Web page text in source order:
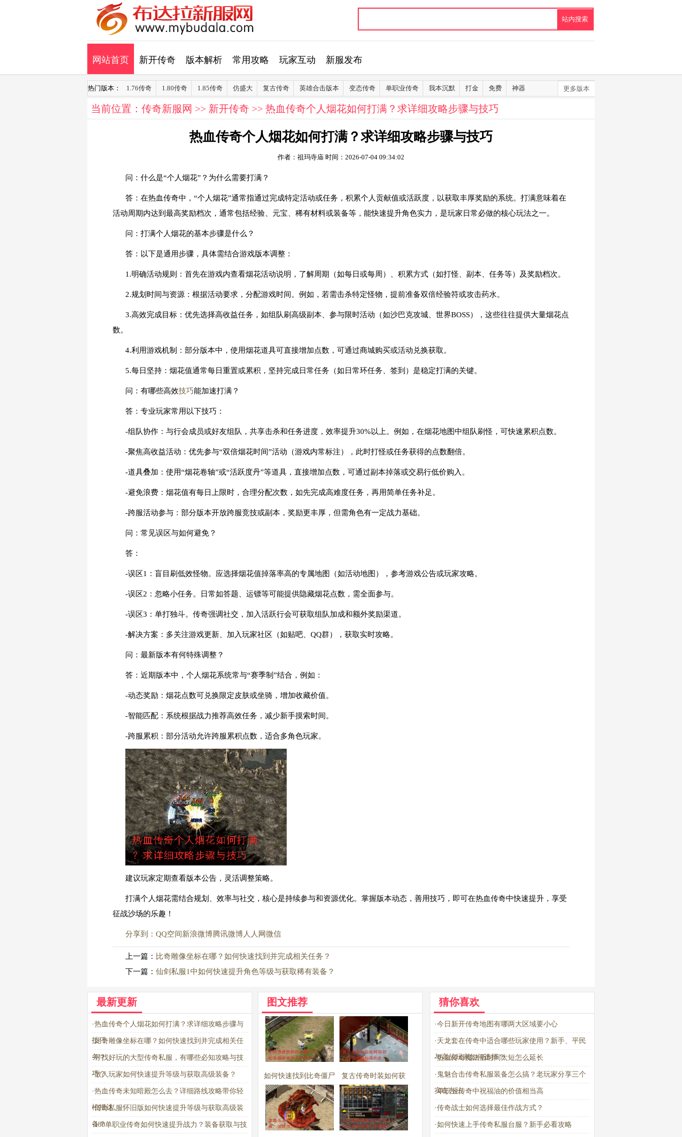
网站首页 新开传奇 版本解析 常用攻略 玩家互动 新服发布
热门版本： 1.76传奇 1.80传奇 1.85传奇 仿盛大 复古传奇 英雄合击版本 变态传奇 单职业传奇 我本沉默 打金 免费 神器 更多版本
当前位置： 传奇新服网 >> 新开传奇 >> 热血传奇个人烟花如何打满？求详细攻略步骤与技巧
热血传奇个人烟花如何打满？求详细攻略步骤与技巧
作者：祖玛寺庙 时间：2026-07-04 09:34:02
问：什么是“个人烟花”？为什么需要打满？
答：在热血传奇中，“个人烟花”通常指通过完成特定活动或任务，积累个人贡献值或活跃度，以获取丰厚奖励的系统。打满意味着在
活动周期内达到最高奖励档次，通常包括经验、元宝、稀有材料或装备等，能快速提升角色实力，是玩家日常必做的核心玩法之一。
问：打满个人烟花的基本步骤是什么？
答：以下是通用步骤，具体需结合游戏版本调整：
1.明确活动规则：首先在游戏内查看烟花活动说明，了解周期（如每日或每周）、积累方式（如打怪、副本、任务等）及奖励档次。
2.规划时间与资源：根据活动要求，分配游戏时间。例如，若需击杀特定怪物，提前准备双倍经验符或攻击药水。
3.高效完成目标：优先选择高收益任务，如组队刷高级副本、参与限时活动（如沙巴克攻城、世界BOSS），这些往往提供大量烟花点
数。
4.利用游戏机制：部分版本中，使用烟花道具可直接增加点数，可通过商城购买或活动兑换获取。
5.每日坚持：烟花值通常每日重置或累积，坚持完成日常任务（如日常环任务、签到）是稳定打满的关键。
问：有哪些高效技巧能加速打满？
答：专业玩家常用以下技巧：
-组队协作：与行会成员或好友组队，共享击杀和任务进度，效率提升30%以上。例如，在烟花地图中组队刷怪，可快速累积点数。
-聚焦高收益活动：优先参与“双倍烟花时间”活动（游戏内常标注），此时打怪或任务获得的点数翻倍。
-道具叠加：使用“烟花卷轴”或“活跃度丹”等道具，直接增加点数，可通过副本掉落或交易行低价购入。
-避免浪费：烟花值有每日上限时，合理分配次数，如先完成高难度任务，再用简单任务补足。
-跨服活动参与：部分版本开放跨服竞技或副本，奖励更丰厚，但需角色有一定战力基础。
问：常见误区与如何避免？
答：
-误区1：盲目刷低效怪物。应选择烟花值掉落率高的专属地图（如活动地图），参考游戏公告或玩家攻略。
-误区2：忽略小任务。日常如答题、运镖等可能提供隐藏烟花点数，需全面参与。
-误区3：单打独斗。传奇强调社交，加入活跃行会可获取组队加成和额外奖励渠道。
-解决方案：多关注游戏更新、加入玩家社区（如贴吧、QQ群），获取实时攻略。
问：最新版本有何特殊调整？
答：近期版本中，个人烟花系统常与“赛季制”结合，例如：
-动态奖励：烟花点数可兑换限定皮肤或坐骑，增加收藏价值。
-智能匹配：系统根据战力推荐高效任务，减少新手摸索时间。
-跨服累积：部分活动允许跨服累积点数，适合多角色玩家。
建议玩家定期查看版本公告，灵活调整策略。
打满个人烟花需结合规划、效率与社交，核心是持续参与和资源优化。掌握版本动态，善用技巧，即可在热血传奇中快速提升，享受
征战沙场的乐趣！
分享到： QQ空间新浪微博腾讯微博人人网微信
上一篇： 比奇雕像坐标在哪？如何快速找到并完成相关任务？
下一篇： 仙剑私服1中如何快速提升角色等级与获取稀有装备？
最新更新
·热血传奇个人烟花如何打满？求详细攻略步骤与
技巧
·比奇雕像坐标在哪？如何快速找到并完成相关任
务？
·寻找好玩的大型传奇私服，有哪些必知攻略与技
巧？
·散人玩家如何快速提升等级与获取高级装备？
·热血传奇未知暗殿怎么去？详细路线攻略带你轻
松抵达
·传奇私服怀旧版如何快速提升等级与获取高级装
备？
·180单职业传奇如何快速提升战力？装备获取与技
图文推荐
如何快速找到比奇僵尸
洞的准确坐标并高效刷
怪？
复古传奇时装如何获
取？详细攻略指南在此
猜你喜欢
·今日新开传奇地图有哪两大区域要小心
· 天龙套在传奇中适合哪些玩家使用？新手、平民
与高战玩家如何选择？
·热血传奇魔法盾时间太短怎么延长
· 鬼魅合击传奇私服装备怎么搞？老玩家分享三个
实在办法
·单职业传奇中祝福油的价值相当高
·传奇战士如何选择最佳作战方式？
·如何快速上手传奇私服台服？新手必看攻略